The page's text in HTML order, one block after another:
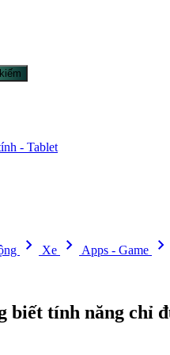
- Tablet
chevron_right Xe chevron_right Apps - Game chevron_right
biết tính năng chỉ